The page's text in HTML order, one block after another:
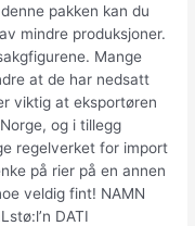
pakken kan du
mindre produksjoner.
Mange
at de har nedsatt
viktig at eksportøren
og i tillegg
regelverket for import
på rier på en annen
veldig fint! NAMN
DATI